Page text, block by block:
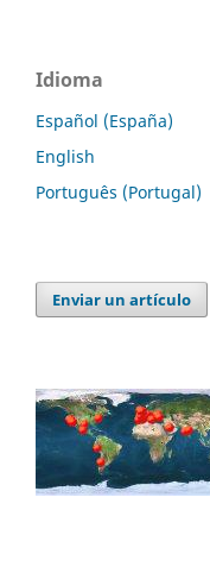
Idioma
Español (España)
English
Português (Portugal)
Enviar un artículo